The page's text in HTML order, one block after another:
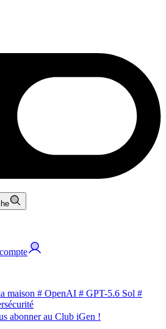
maison # OpenAI # GPT-5.6 Sol #
abonner au Club iGen !